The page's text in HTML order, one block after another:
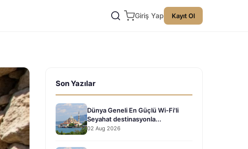
Giriş Yap Kayıt Ol
Son Yazılar
Dünya Geneli En Güçlü Wi-Fi'li
Seyahat destinasyonla...
02 Aug 2026